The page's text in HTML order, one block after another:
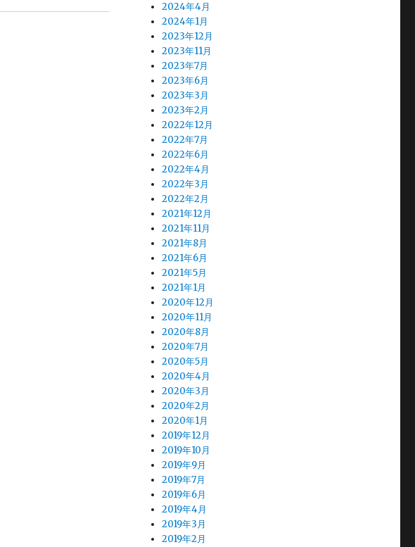
2024年4月
2024年1月
2023年12月
2023年11月
2023年7月
2023年6月
2023年3月
2023年2月
2022年12月
2022年7月
2022年6月
2022年4月
2022年3月
2022年2月
2021年12月
2021年11月
2021年8月
2021年6月
2021年5月
2021年1月
2020年12月
2020年11月
2020年8月
2020年7月
2020年5月
2020年4月
2020年3月
2020年2月
2020年1月
2019年12月
2019年10月
2019年9月
2019年7月
2019年6月
2019年4月
2019年3月
2019年2月